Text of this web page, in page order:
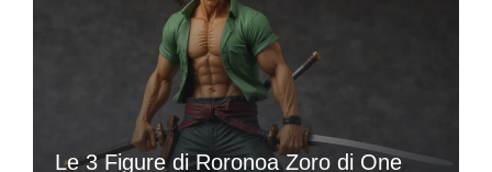
Le 3 Figure di Roronoa Zoro di One